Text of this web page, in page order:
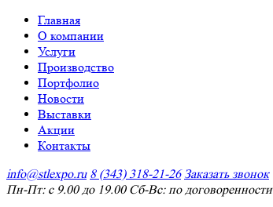
Главная
О компании
Услуги
Производство
Портфолио
Новости
Выставки
Акции
Контакты
info@stlexpo.ru 8 (343) 318-21-26 Заказать звонок
Пн-Пт: с 9.00 до 19.00 Сб-Вс: по договоренности